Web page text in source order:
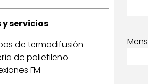
servicios
de termodifusión
de polietileno
FM